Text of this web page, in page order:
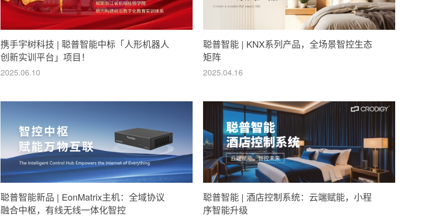
携手宇树科技 | 聪普智能中标「人形机器人
创新实训平台」项目！
2025.06.10
聪普智能 | KNX系列产品，全场景智控生态
矩阵
2025.04.16
聪普智能新品 | EonMatrix主机：全域协议
融合中枢，有线无线一体化智控
聪普智能 | 酒店控制系统：云端赋能，小程
序智能升级